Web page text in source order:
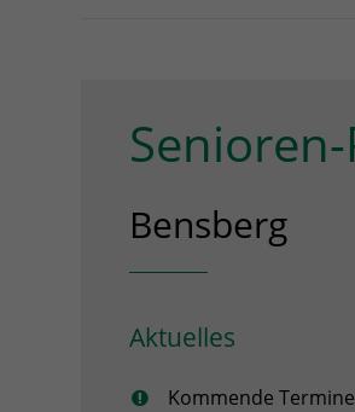
Bensberg
Aktuelles
Kommende